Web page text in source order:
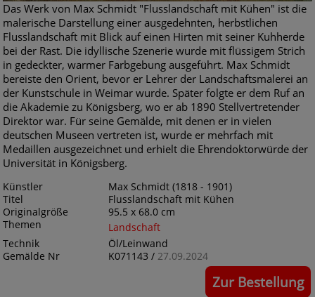
Das Werk von Max Schmidt "Flusslandschaft mit Kühen" ist die
malerische Darstellung einer ausgedehnten, herbstlichen
Flusslandschaft mit Blick auf einen Hirten mit seiner Kuhherde
bei der Rast. Die idyllische Szenerie wurde mit flüssigem Strich
in gedeckter, warmer Farbgebung ausgeführt. Max Schmidt
bereiste den Orient, bevor er Lehrer der Landschaftsmalerei an
der Kunstschule in Weimar wurde. Später folgte er dem Ruf an
die Akademie zu Königsberg, wo er ab 1890 Stellvertretender
Direktor war. Für seine Gemälde, mit denen er in vielen
deutschen Museen vertreten ist, wurde er mehrfach mit
Medaillen ausgezeichnet und erhielt die Ehrendoktorwürde der
Universität in Königsberg.
Künstler
Max Schmidt (1818 - 1901)
Titel
Flusslandschaft mit Kühen
Originalgröße
95.5 x 68.0 cm
Themen
Landschaft
Technik
Öl/Leinwand
Gemälde Nr
K071143 / 27.09.2024
Zur Bestellung